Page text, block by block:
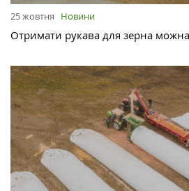
25 жовтня Новини
Отримати рукава для зерна